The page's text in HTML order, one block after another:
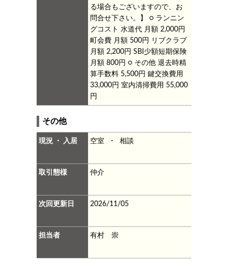
る場合もございますので、お
問合せ下さい。】
○ ランニン
グコスト 水道代 月額 2,000円
町会費 月額 500円 リブクラブ
月額 2,200円 SBI少額短期保険
月額 800円 ○ その他 退去時精
算手数料 5,500円 鍵交換費用
33,000円 室内清掃費用 55,000
円
その他
現況 ・ 入居 空室 ・ 相談
取引態様 仲介
次回更新日 2026/11/05
担当者 有村 崇